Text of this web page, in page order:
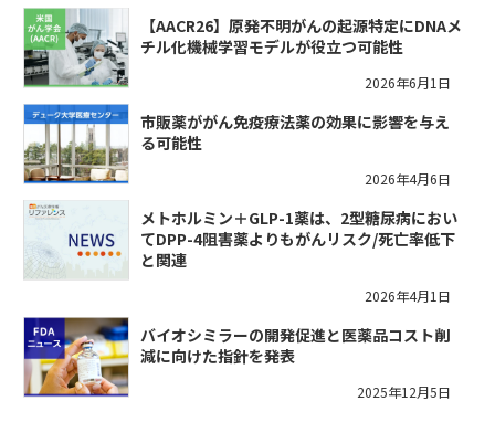
【AACR26】原発不明がんの起源特定にDNAメ
チル化機械学習モデルが役立つ可能性
2026年6月1日
市販薬ががん免疫療法薬の効果に影響を与え
る可能性
2026年4月6日
メトホルミン＋GLP-1薬は、2型糖尿病におい
てDPP-4阻害薬よりもがんリスク/死亡率低下
と関連
2026年4月1日
バイオシミラーの開発促進と医薬品コスト削
減に向けた指針を発表
2025年12月5日